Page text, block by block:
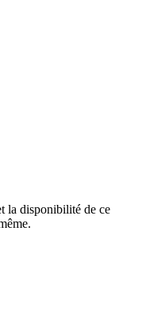
la disponibilité de ce